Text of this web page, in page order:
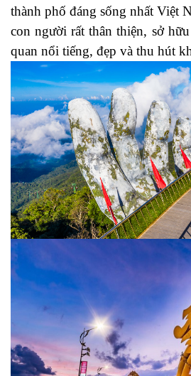
thành phố đáng sống nhất Việt
con người rất thân thiện, sở
quan nổi tiếng, đẹp và thu hút